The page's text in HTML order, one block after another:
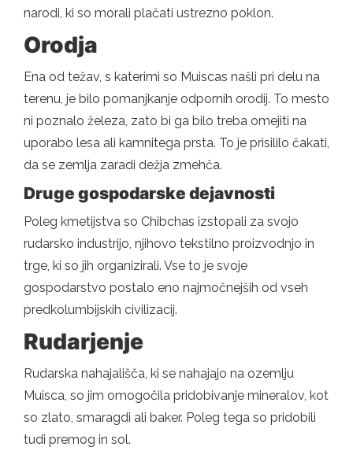
narodi, ki so morali plačati ustrezno poklon.
Orodja
Ena od težav, s katerimi so Muiscas našli pri delu na
terenu, je bilo pomanjkanje odpornih orodij. To mesto
ni poznalo železa, zato bi ga bilo treba omejiti na
uporabo lesa ali kamnitega prsta. To je prisililo čakati,
da se zemlja zaradi dežja zmehča.
Druge gospodarske dejavnosti
Poleg kmetijstva so Chibchas izstopali za svojo
rudarsko industrijo, njihovo tekstilno proizvodnjo in
trge, ki so jih organizirali. Vse to je svoje
gospodarstvo postalo eno najmočnejših od vseh
predkolumbijskih civilizacij.
Rudarjenje
Rudarska nahajališča, ki se nahajajo na ozemlju
Muisca, so jim omogočila pridobivanje mineralov, kot
so zlato, smaragdi ali baker. Poleg tega so pridobili
tudi premog in sol.